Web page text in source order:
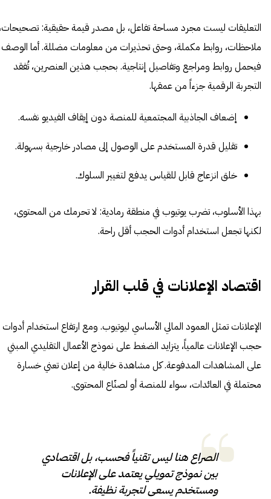
التعليقات ليست مجرد مساحة تفاعل، بل مصدر قيمة حقيقية:
ملاحظات، روابط مكملة، وحتى تحذيرات من معلومات مضللة. أما الوصف
فيحمل روابط ومراجع وتفاصيل إنتاجية. بحجب هذين العنصرين، تُفقد
التجربة الرقمية جزءاً من عمقها.
إضعاف الجاذبية المجتمعية للمنصة دون إيقاف الفيديو نفسه.
تقليل قدرة المستخدم على الوصول إلى مصادر خارجية بسهولة.
خلق انزعاج قابل للقياس يدفع لتغيير السلوك.
بهذا الأسلوب، تضرب يوتيوب في منطقة رمادية: لا تحرمك من المحتوى،
لكنها تجعل استخدام أدوات الحجب أقل راحة.
اقتصاد الإعلانات في قلب القرار
الإعلانات تمثل العمود المالي الأساسي ليوتيوب. ومع ارتفاع استخدام أدوات
حجب الإعلانات عالمياً، يتزايد الضغط على نموذج الأعمال التقليدي المبني
على المشاهدات المدفوعة. كل مشاهدة خالية من إعلان تعني خسارة
محتملة في العائدات، سواء للمنصة أو لصنّاع المحتوى.
الصراع هنا ليس تقنياً فحسب، بل اقتصادي
بين نموذج تمويلي يعتمد على الإعلانات
ومستخدم يسعى لتجربة نظيفة.